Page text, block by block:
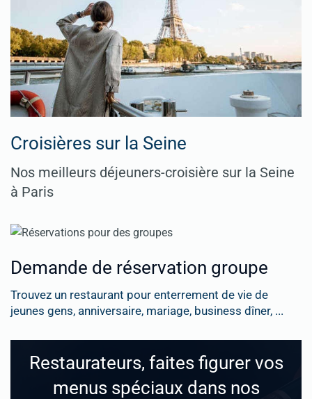
Croisières sur la Seine
Nos meilleurs déjeuners-croisière sur la Seine
à Paris
Demande de réservation groupe
Trouvez un restaurant pour enterrement de vie de
jeunes gens, anniversaire, mariage, business dîner, ...
Restaurateurs, faites figurer vos
menus spéciaux dans nos